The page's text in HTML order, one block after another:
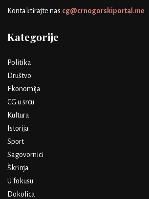
Kontaktirajte nas cg@crnogorskiportal.me
Kategorije
Politika
Društvo
Ekonomija
CG u srcu
Kultura
Istorija
Sport
Sagovornici
Škrinja
U fokusu
Dokolica